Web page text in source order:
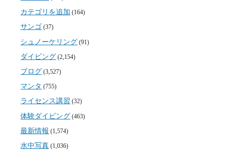
カテゴリを追加 (164)
サンゴ (37)
シュノーケリング (91)
ダイビング (2,154)
ブログ (3,527)
マンタ (755)
ライセンス講習 (32)
体験ダイビング (463)
最新情報 (1,574)
水中写真 (1,036)